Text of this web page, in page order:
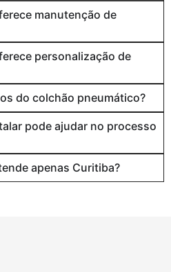
manutenção de
personalização de
do colchão pneumático?
pode ajudar no processo
apenas Curitiba?